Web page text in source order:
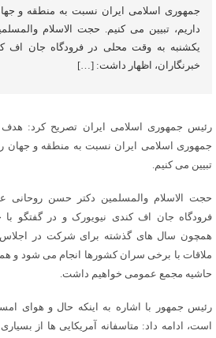
جمهوری اسلامی ایران نسبت به منطقه و
داریم، تبیین می کنیم. حجت الاسلام
یکشنبه به وقت محلی در فرودگاه جان اف
خبرنگاران، اظهار داشت: […]
رئیس جمهوری اسلامی ایران تصریح کرد:
جمهوری اسلامی ایران نسبت به منطقه و جهان
تبیین می کنیم.
حجت الاسلام والمسلمین دکتر حسن روحانی
فرودگاه جان اف کندی نیویورک و در گفتگو با
همچون سال های گذشته برای شرکت در
ملاقات با برخی سران کشورها انجام می شود و
حاشیه مجمع عمومی خواهیم داشت.
رئیس جمهور با اشاره به اینکه حال و هوای
است، ادامه داد: متاسفانه آمریکایی ها از